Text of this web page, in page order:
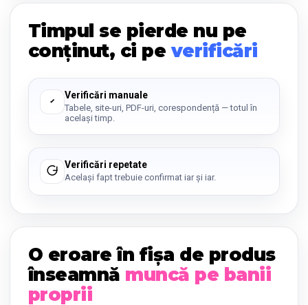
Timpul se pierde nu pe
conținut, ci peverificări
Verificări manuale
Tabele, site-uri, PDF-uri, corespondență — totul în
același timp.
Verificări repetate
Același fapt trebuie confirmat iar și iar.
O eroare în fișa de produs
înseamnă muncă pe banii
proprii